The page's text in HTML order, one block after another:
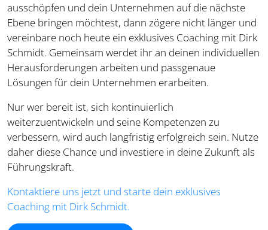
ausschöpfen und dein Unternehmen auf die nächste
Ebene bringen möchtest, dann zögere nicht länger und
vereinbare noch heute ein exklusives Coaching mit Dirk
Schmidt. Gemeinsam werdet ihr an deinen individuellen
Herausforderungen arbeiten und passgenaue
Lösungen für dein Unternehmen erarbeiten.
Nur wer bereit ist, sich kontinuierlich
weiterzuentwickeln und seine Kompetenzen zu
verbessern, wird auch langfristig erfolgreich sein. Nutze
daher diese Chance und investiere in deine Zukunft als
Führungskraft.
Kontaktiere uns jetzt und starte dein exklusives
Coaching mit Dirk Schmidt.